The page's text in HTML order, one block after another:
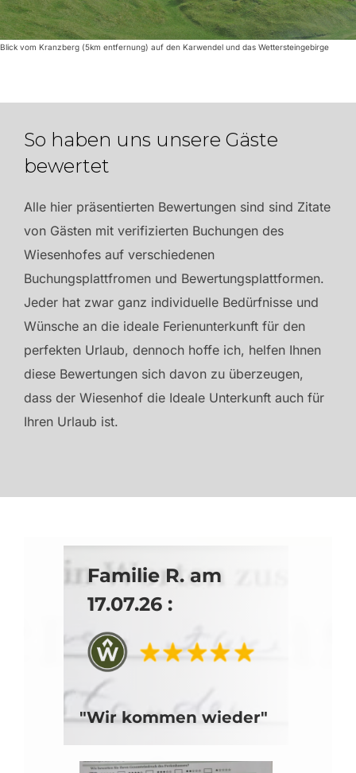
Blick vom Kranzberg (5km entfernung) auf den Karwendel und das Wettersteingebirge
So haben uns unsere Gäste
bewertet
Alle hier präsentierten Bewertungen sind sind Zitate
von Gästen mit verifizierten Buchungen des
Wiesenhofes auf verschiedenen
Buchungsplattfromen und Bewertungsplattformen.
Jeder hat zwar ganz individuelle Bedürfnisse und
Wünsche an die ideale Ferienunterkunft für den
perfekten Urlaub, dennoch hoffe ich, helfen Ihnen
diese Bewertungen sich davon zu überzeugen,
dass der Wiesenhof die Ideale Unterkunft auch für
Ihren Urlaub ist.
Familie R. am
17.07.26 :
"Wir kommen wieder"